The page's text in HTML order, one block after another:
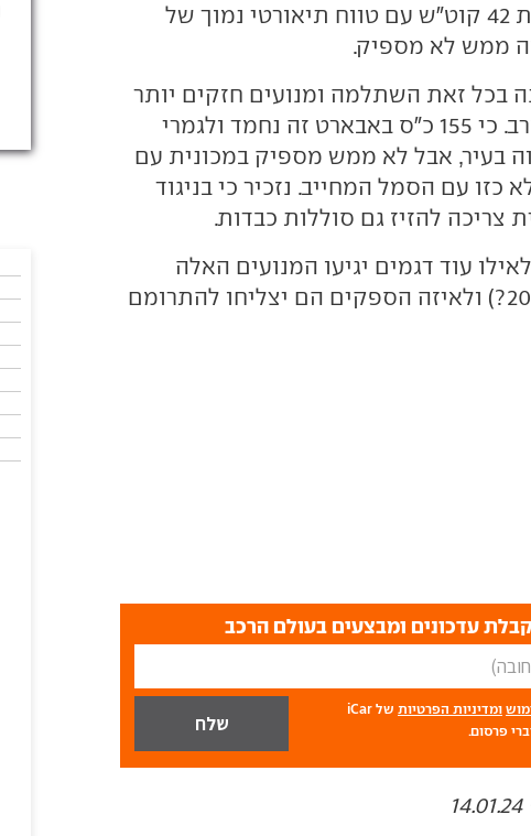
משרתת כרגע סוללת 42 קוט"ש עם טווח תיאורטי נמוך של
בכל זאת השתלמה ומנועים חזקים יותר
מגיעים למותג העקרב. כי 155 כ"ס באבארט זה נחמד ולגמרי
בעיר, אבל לא ממש מספיק במכונית עם
כזו עם הסמל המחייב. נזכיר כי בניגוד
צריכה להזיז גם סוללות כבדות.
עוד דגמים יגיעו המנועים האלה
(מישהו הזכיר 208GTI?) ולאיזה הספקים הם יצליחו להתרומם
עדכונים ומבצעים בעולם הרכב
ומדיניות הפרטיות
של iCar
פרסום.